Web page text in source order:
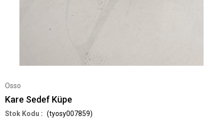
Osso
Kare Sedef Küpe
(tyosy007859)